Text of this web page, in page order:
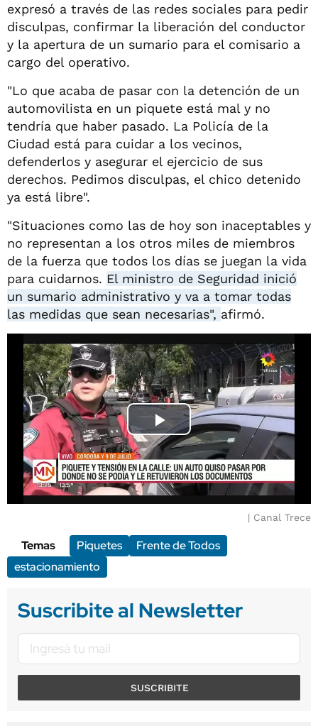
expresó a través de las redes sociales para pedir
disculpas, confirmar la liberación del conductor
y la apertura de un sumario para el comisario a
cargo del operativo.
"Lo que acaba de pasar con la detención de un
automovilista en un piquete está mal y no
tendría que haber pasado. La Policía de la
Ciudad está para cuidar a los vecinos,
defenderlos y asegurar el ejercicio de sus
derechos. Pedimos disculpas, el chico detenido
ya está libre".
"Situaciones como las de hoy son inaceptables y
no representan a los otros miles de miembros
de la fuerza que todos los días se juegan la vida
para cuidarnos. El ministro de Seguridad inició
un sumario administrativo y va a tomar todas
las medidas que sean necesarias", afirmó.
Canal Trece
Temas Piquetes
Frente de Todos
estacionamiento
Suscribite al Newsletter
SUSCRIBITE